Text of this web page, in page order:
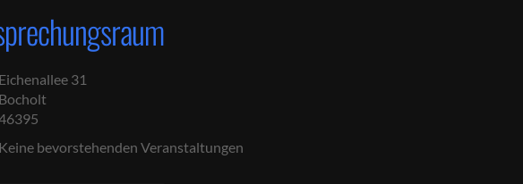
31
bevorstehenden Veranstaltungen